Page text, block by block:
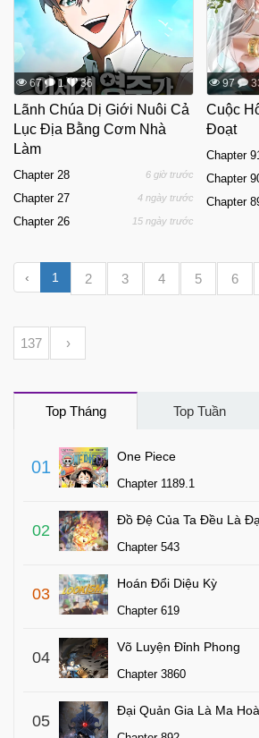
67 1 36
Lãnh Chúa Dị Giới Nuôi Cả
Lục Địa Bằng Cơm Nhà
Làm
Chapter 28 6 giờ trước
Chapter 27 4 ngày trước
Chapter 26 15 ngày trước
97
Cuộc
Đoạt
Chapter
Chapter
Chapter
‹ 1 2 3 4 5 6
137 ›
Top Tháng Top Tuần
01
One Piece
Chapter 1189.1
02
Đồ Đệ Của Ta Đều Là
Chapter 543
03
Hoán Đổi Diệu Kỳ
Chapter 619
04
Võ Luyện Đỉnh Phong
Chapter 3860
05
Đại Quản Gia Là Ma